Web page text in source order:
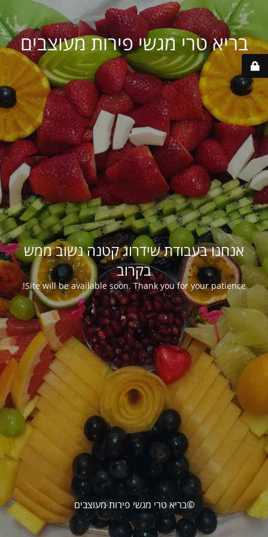
בריא טרי מגשי פירות מעוצבים
אנחנו בעבודת שידרוג קטנה נשוב ממש
בקרוב
Site will be available soon. Thank you for your patience!
©בריא טרי מגשי פירות מעוצבים